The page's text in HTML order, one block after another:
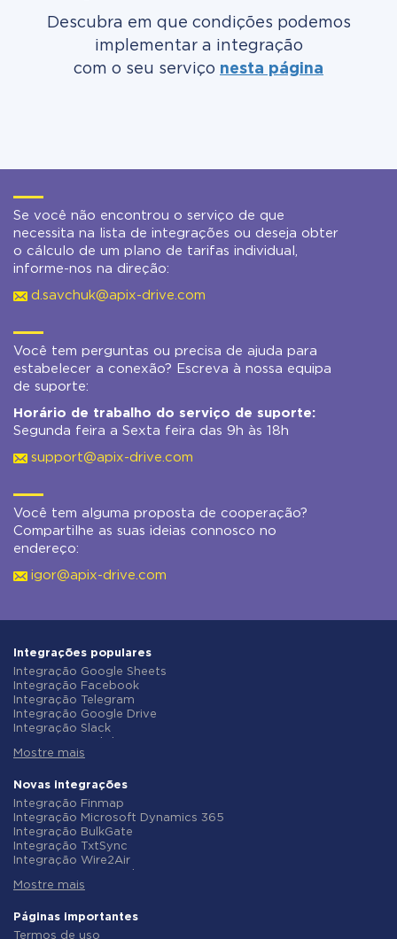
Descubra em que condições podemos
implementar a integração
com o seu serviço nesta página
Se você não encontrou o serviço de que
necessita na lista de integrações ou deseja obter
o cálculo de um plano de tarifas individual,
informe-nos na direção:
d.savchuk@apix-drive.com
Você tem perguntas ou precisa de ajuda para
estabelecer a conexão? Escreva à nossa equipa
de suporte:
Horário de trabalho do serviço de suporte:
Segunda feira a Sexta feira das 9h às 18h
support@apix-drive.com
Você tem alguma proposta de cooperação?
Compartilhe as suas ideias connosco no
endereço:
igor@apix-drive.com
Integrações populares
Integração Google Sheets
Integração Facebook
Integração Telegram
Integração Google Drive
Integração Slack
Integração Gmail
Integração ClickUp
Integração Airtable
Integração Google Contacts
Integração OpenAI (ChatGPT)
Integração Instagram
Integração ActiveCampaign
Integração Typeform
Integração Salesforce CRM
Integração Notion
Mostre mais
Novas integrações
Integração Finmap
Integração Microsoft Dynamics 365
Integração BulkGate
Integração TxtSync
Integração Wire2Air
Integração Infobip
Integração AtomPark
Integração TXTImpact
Mostre mais
Páginas importantes
Termos de uso